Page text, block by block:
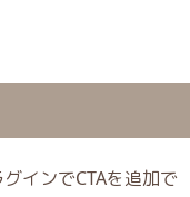
インでCTAを追加で